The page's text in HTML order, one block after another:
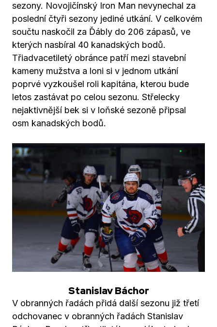
sezony. Novojičínský Iron Man nevynechal za
poslední čtyři sezony jediné utkání. V celkovém
součtu naskočil za Ďábly do 206 zápasů, ve
kterých nasbíral 40 kanadských bodů.
Třiadvacetiletý obránce patří mezi stavební
kameny mužstva a loni si v jednom utkání
poprvé vyzkoušel roli kapitána, kterou bude
letos zastávat po celou sezonu. Střelecky
nejaktivnější bek si v loňské sezoně připsal
osm kanadských bodů.
Stanislav Báchor
V obranných řadách přidá další sezonu již třetí
odchovanec v obranných řadách Stanislav